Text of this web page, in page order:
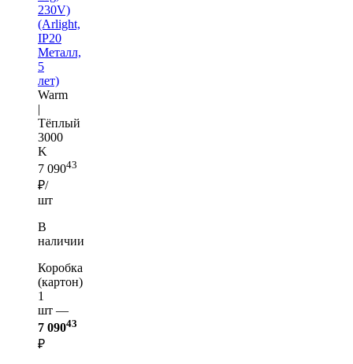
230V)
(Arlight,
IP20
Металл,
5
лет)
Warm
|
Тёплый
3000
K
7 09043
₽/
шт
В
наличии
Коробка
(картон)
1
шт —
7 09043
₽